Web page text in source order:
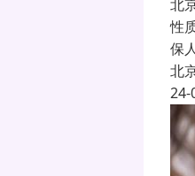
北
性
保
北
24-